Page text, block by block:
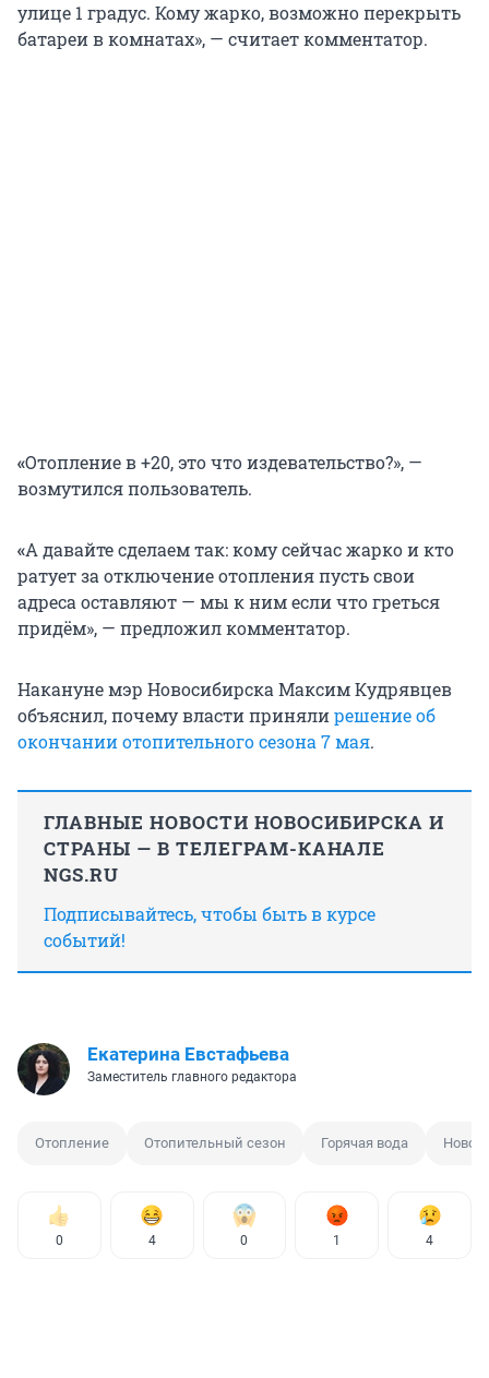
улице 1 градус. Кому жарко, возможно перекрыть
батареи в комнатах», — считает комментатор.
«Отопление в +20, это что издевательство?», —
возмутился пользователь.
«А давайте сделаем так: кому сейчас жарко и кто
ратует за отключение отопления пусть свои
адреса оставляют — мы к ним если что греться
придём», — предложил комментатор.
Накануне мэр Новосибирска Максим Кудрявцев
объяснил, почему власти принялирешение об
окончании отопительного сезона 7 мая.
ГЛАВНЫЕ НОВОСТИ НОВОСИБИРСКА И
СТРАНЫ — В ТЕЛЕГРАМ-КАНАЛЕ
NGS.RU
Подписывайтесь, чтобы быть в курсе
событий!
Екатерина Евстафьева
Заместитель главного редактора
Отопление Отопительный сезон Горячая вода
0 4 0 1 4